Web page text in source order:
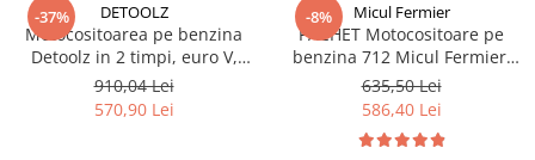
-37% DETOOLZ
Motocositoarea pe benzina
Detoolz in 2 timpi, euro V,
putere 1.9 CP, 6500 rpm, 1.4
Kw, 51.7 CC, 9 accesorii, DZ-
M100rii, DZ-M100
910,04 Lei
570,90 Lei
-8% Micul Fermier
PACHET Motocositoare pe
benzina 712 Micul Fermier,
putere 4.76 CP - 3.5 kW, 8
accesorii, 4 moduri de taiere +
Tambur cu lant GF-0915+GF-
1679
635,50 Lei
586,40 Lei